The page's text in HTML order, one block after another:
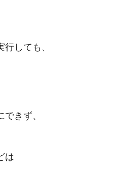
しても、
きず、
は